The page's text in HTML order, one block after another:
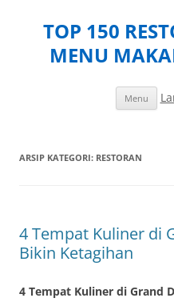
TOP 150
MENU
Menu
ARSIP KATEGORI: RESTORAN
4 Tempat Kuliner di
Bikin Ketagihan
4 Tempat Kuliner di Grand